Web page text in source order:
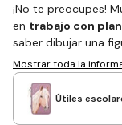
¡No te preocupes!
en trabajo con
saber dibujar una
silueta pre-dibujada
plantilla. El
a los niños a seguir
Mostrar toda la
Útiles